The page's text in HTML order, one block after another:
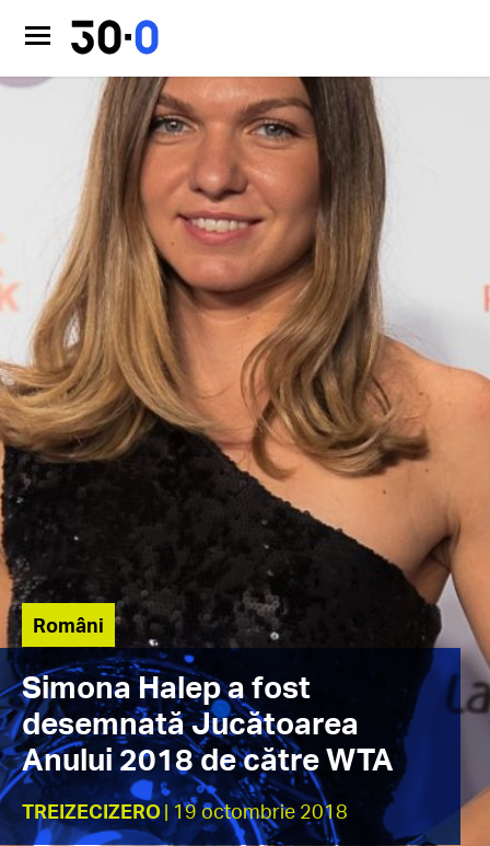
Români
Simona Halep a fost
desemnată Jucătoarea
Anului 2018 de către WTA
TREIZECIZERO| 19 octombrie 2018